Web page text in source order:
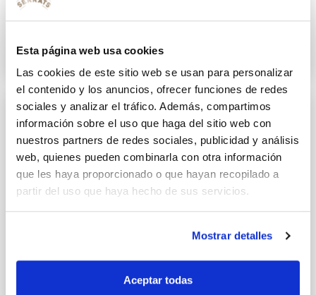
Esta página web usa cookies
Las cookies de este sitio web se usan para personalizar
el contenido y los anuncios, ofrecer funciones de redes
sociales y analizar el tráfico. Además, compartimos
información sobre el uso que haga del sitio web con
nuestros partners de redes sociales, publicidad y análisis
web, quienes pueden combinarla con otra información
que les haya proporcionado o que hayan recopilado a
partir del uso que haya hecho de sus servicios.
Mostrar detalles
Aceptar todas
3 ABRIL 2019